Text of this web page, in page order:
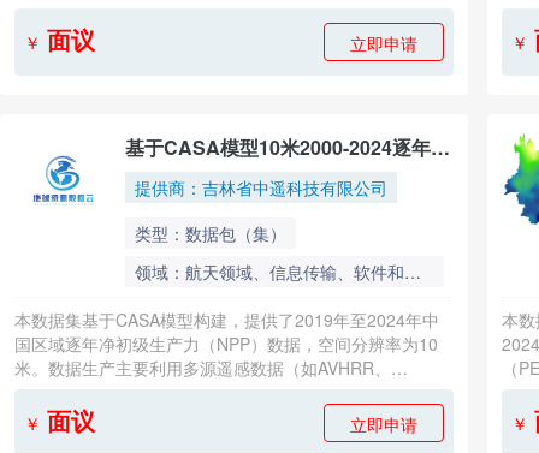
辐射吸收比例与光能利用率原理估算植被年固碳量。数据集
采用统一的算法框架与参数体系，确保了长时间序列的一致
研究植被对气候变化的响应及生态工程效益提供了长时间、
高空间分辨率的基准数据，对陆地碳循环研究、环境政策制
定具有重要支撑价值。
￥ 面议 立即申请
辐
采
已
研
高
定
￥
基于CASA模型10米2000-2024逐年
NPP数据集
提供商：吉林省中遥科技有限公司
类型：数据包（集）
领域：航天领域、信息传输、软件和信息技术服务
本数据集基于CASA模型构建，提供了2019年至2024年中
国区域逐年净初级生产力（NPP）数据，空间分辨率为10
米。数据生产主要利用多源遥感数据（如AVHRR、
辐射吸收比例与光能利用率原理估算植被年固碳量。数据集
采用统一的算法框架与参数体系，确保了长时间序列的一致
￥ 面议 立即申请
本
（
方
列
￥